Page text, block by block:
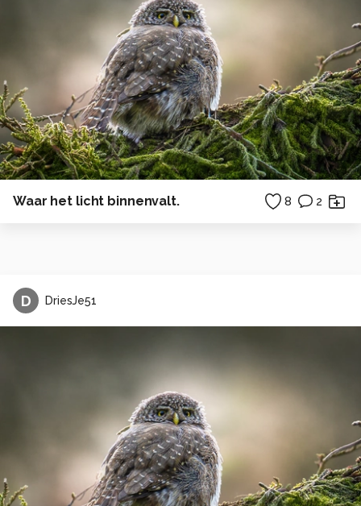
Waar het licht binnenvalt. 8 2
D DriesJe51